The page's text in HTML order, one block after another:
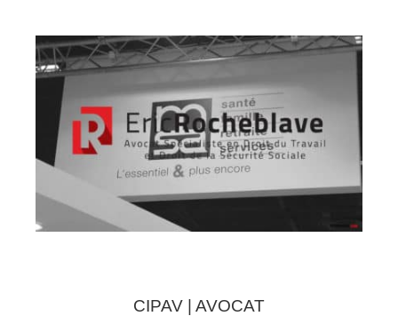
CIPAV | AVOCAT